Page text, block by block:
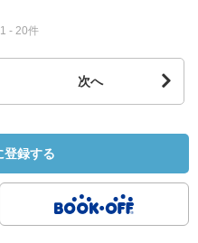
- 20件
次へ
登録する